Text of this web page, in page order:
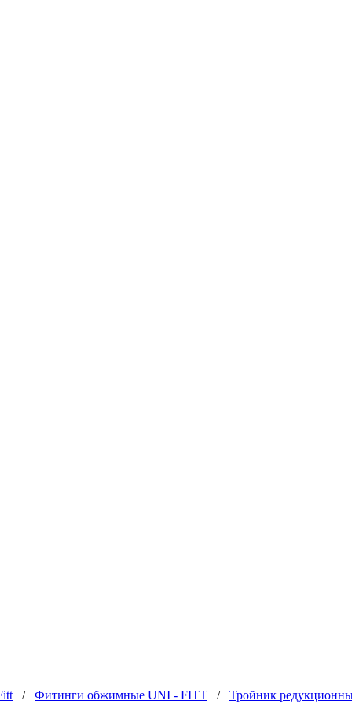
/ Фитинги обжимные UNI - FITT / Тройник